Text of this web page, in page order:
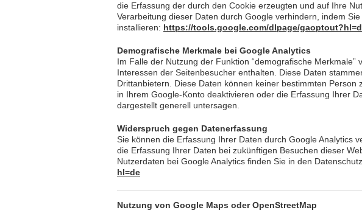
die Erfassung der durch den Cookie erzeugten und auf Ihre
Verarbeitung dieser Daten durch Google verhindern, indem
installieren: https://tools.google.com/dlpage/
Demografische Merkmale bei Google Analytics
Im Falle der Nutzung der Funktion “demografische
Interessen der Seitenbesucher enthalten. Diese Daten
Drittanbietern. Diese Daten können keiner bestimmten
in Ihrem Google-Konto deaktivieren oder die Erfassung Ihrer
dargestellt generell untersagen.
Widerspruch gegen Datenerfassung
Sie können die Erfassung Ihrer Daten durch Google Analytics
die Erfassung Ihrer Daten bei zukünftigen Besuchen dieser
Nutzerdaten bei Google Analytics finden Sie in den
hl=de
Nutzung von Google Maps oder OpenStreetMap